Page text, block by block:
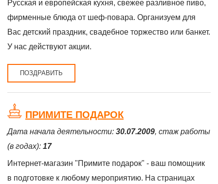
Русская и европейская кухня, свежее разливное пиво,
фирменные блюда от шеф-повара. Организуем для
Вас детский праздник, свадебное торжество или банкет.
У нас действуют акции.
ПОЗДРАВИТЬ
ПРИМИТЕ ПОДАРОК
Дата начала деятельности: 30.07.2009, стаж работы
(в годах): 17
Интернет-магазин "Примите подарок" - ваш помощник
в подготовке к любому мероприятию. На страницах